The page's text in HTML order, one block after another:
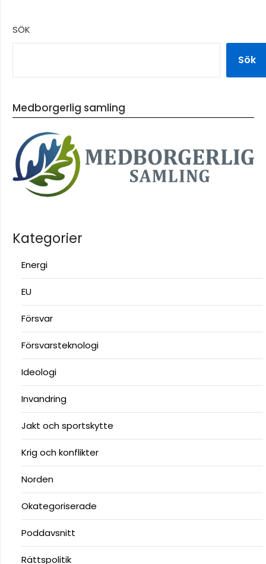
SÖK
Sök
Medborgerlig samling
Kategorier
Energi
EU
Försvar
Försvarsteknologi
Ideologi
Invandring
Jakt och sportskytte
Krig och konflikter
Norden
Okategoriserade
Poddavsnitt
Rättspolitik